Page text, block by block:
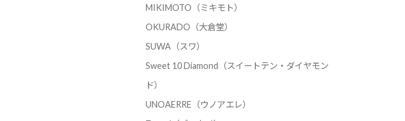
MIKIMOTO（ミキモト）
OKURADO（大倉堂）
SUWA（スワ）
Sweet 10 Diamond（スイートテン・ダイヤモン
ド）
UNOAERRE（ウノアエレ）